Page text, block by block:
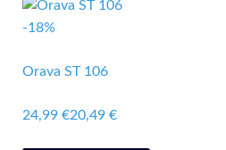
-18%
Orava ST 106
24,99 €20,49 €